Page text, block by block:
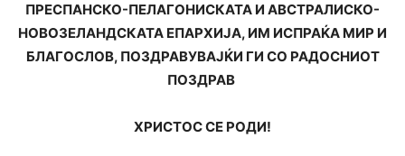
ПРЕСПАНСКО-ПЕЛАГОНИСКАТА И АВСТРАЛИСКО-
НОВОЗЕЛАНДСКАТА ЕПАРХИЈА, ИМ ИСПРАЌА МИР И
БЛАГОСЛОВ, ПОЗДРАВУВАЈЌИ ГИ СО РАДОСНИОТ
ПОЗДРАВ
ХРИСТОС СЕ РОДИ!